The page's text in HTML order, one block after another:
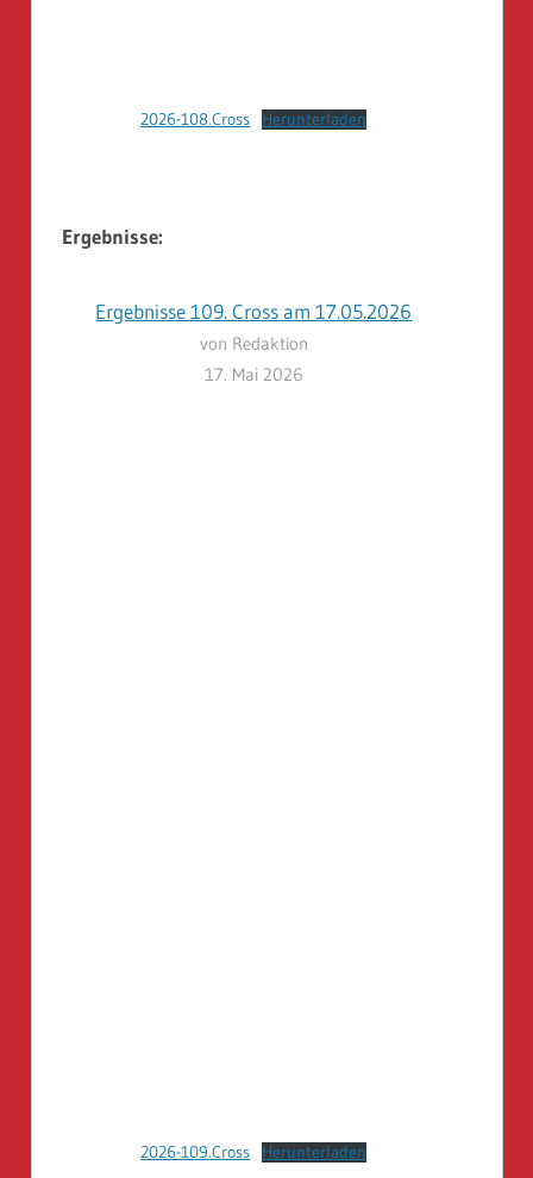
2026-108.Cross Herunterladen
Ergebnisse:
Ergebnisse 109. Cross am 17.05.2026
von Redaktion
17. Mai 2026
2026-109.Cross Herunterladen